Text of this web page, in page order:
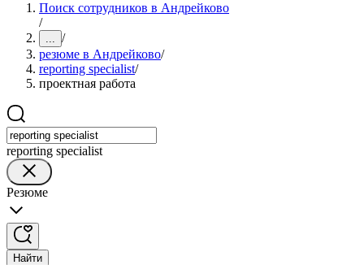
Поиск сотрудников в Андрейково
/
... /
резюме в Андрейково/
reporting specialist/
проектная работа
reporting specialist
Резюме
Найти